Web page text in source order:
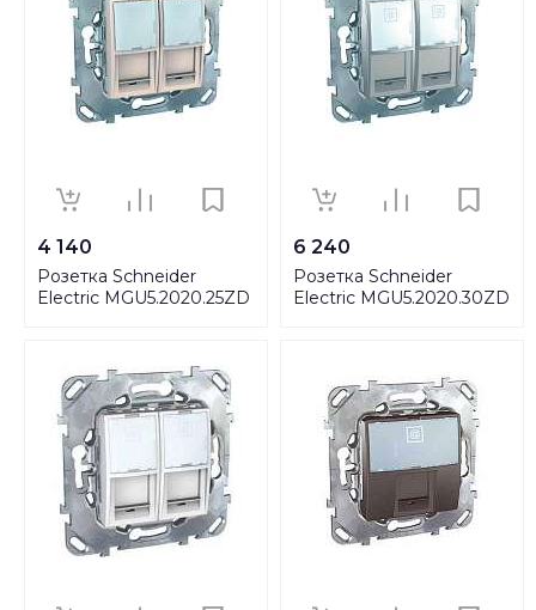
4 140
Розетка Schneider
Electric MGU5.2020.25ZD
6 240
Розетка Schneider
Electric MGU5.2020.30ZD